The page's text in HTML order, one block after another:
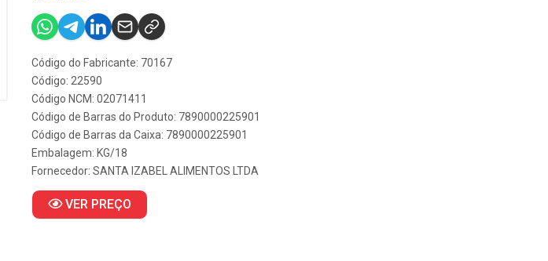
Código do Fabricante: 70167
Código: 22590
Código NCM: 02071411
Código de Barras do Produto: 7890000225901
Código de Barras da Caixa: 7890000225901
Embalagem: KG/18
Fornecedor: SANTA IZABEL ALIMENTOS LTDA
VER PREÇO